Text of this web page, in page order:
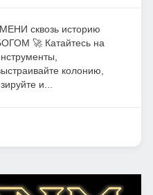
сквозь историю
🚀 Катайтесь на
колонию,
и...